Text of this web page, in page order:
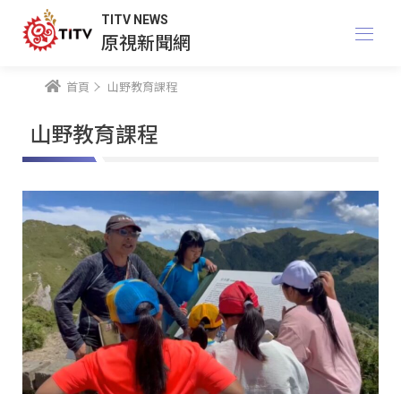
TITV NEWS
原視新聞網
首頁 山野教育課程
山野教育課程